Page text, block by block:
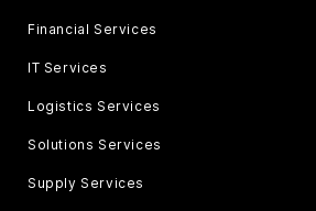
Financial Services
IT Services
Logistics Services
Solutions Services
Supply Services